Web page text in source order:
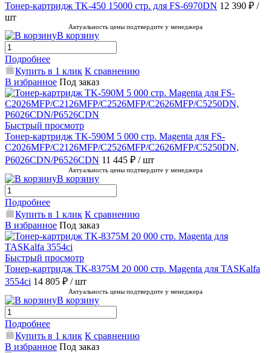
Тонер-картридж TK-450 15000 стр. для FS-6970DN 12 390 ₽ /
шт
Актуальность цены подтвердите у менеджера
В корзину
Подробнее
Купить в 1 клик К сравнению
В избранное Под заказ
Быстрый просмотр
Тонер-картридж TK-590M 5 000 стр. Magenta для FS-
C2026MFP/C2126MFP/C2526MFP/C2626MFP/C5250DN,
P6026CDN/P6526CDN 11 445 ₽ / шт
Актуальность цены подтвердите у менеджера
В корзину
Подробнее
Купить в 1 клик К сравнению
В избранное Под заказ
Быстрый просмотр
Тонер-картридж TK-8375M 20 000 стр. Magenta для TASKalfa
3554ci 14 805 ₽ / шт
Актуальность цены подтвердите у менеджера
В корзину
Подробнее
Купить в 1 клик К сравнению
В избранное Под заказ